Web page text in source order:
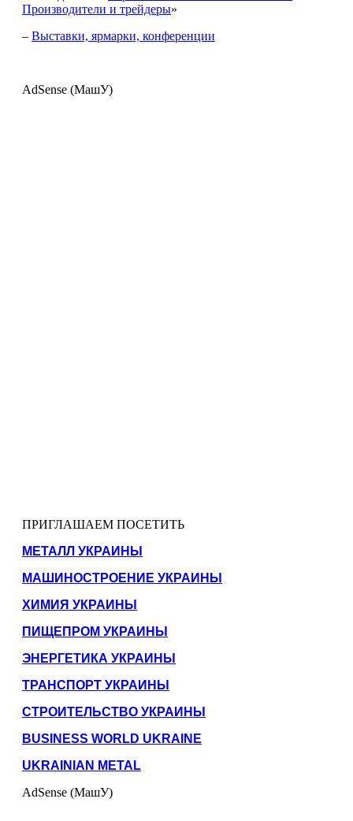
Производители и трейдеры»
– Выставки, ярмарки, конференции
AdSense (МашУ)
ПРИГЛАШАЕМ ПОСЕТИТЬ
МЕТАЛЛ УКРАИНЫ
МАШИНОСТРОЕНИЕ УКРАИНЫ
ХИМИЯ УКРАИНЫ
ПИЩЕПРОМ УКРАИНЫ
ЭНЕРГЕТИКА УКРАИНЫ
ТРАНСПОРТ УКРАИНЫ
СТРОИТЕЛЬСТВО УКРАИНЫ
BUSINESS WORLD UKRAINE
UKRAINIAN METAL
AdSense (МашУ)